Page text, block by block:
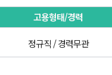
고용형태/경력
정규직 / 경력무관